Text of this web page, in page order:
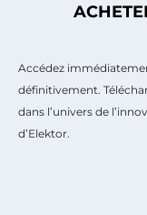
Accédez
définitivement.
dans l’univers de
d’Elektor.